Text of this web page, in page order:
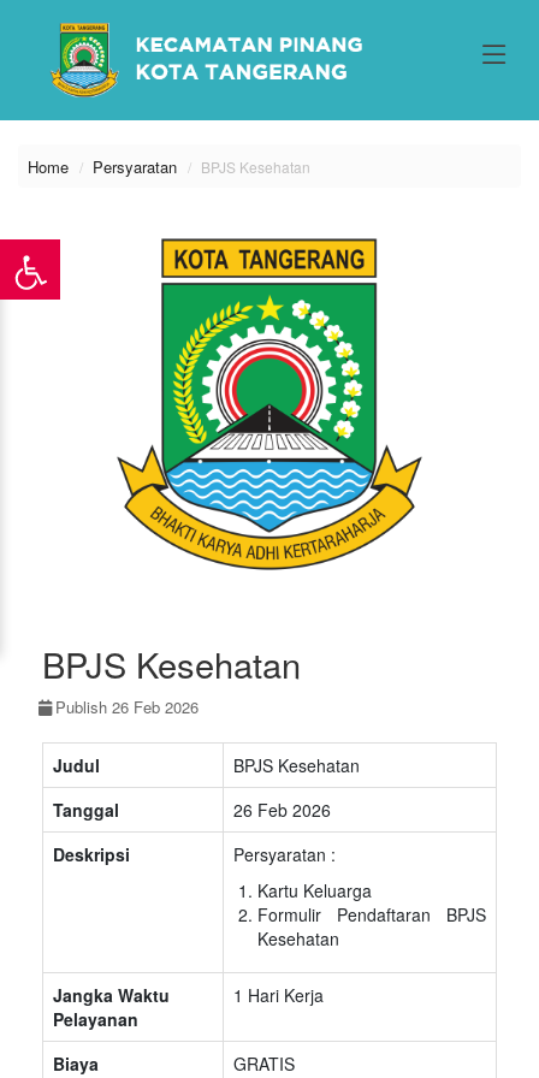
Home Persyaratan BPJS Kesehatan
BPJS Kesehatan
Publish 26 Feb 2026
Judul
BPJS Kesehatan
Tanggal
26 Feb 2026
Deskripsi
Persyaratan :
Kartu Keluarga
Formulir Pendaftaran BPJS
Kesehatan
Jangka Waktu
Pelayanan
1 Hari Kerja
Biaya GRATIS